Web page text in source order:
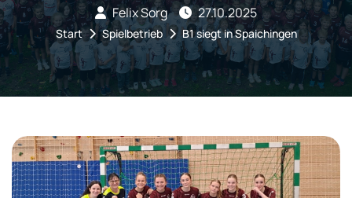
Felix Sorg 27.10.2025
Start Spielbetrieb B1 siegt in Spaichingen